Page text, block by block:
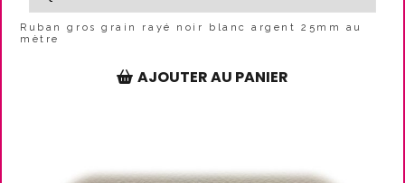
Ruban gros grain rayé noir blanc argent 25mm au
mètre
AJOUTER AU PANIER